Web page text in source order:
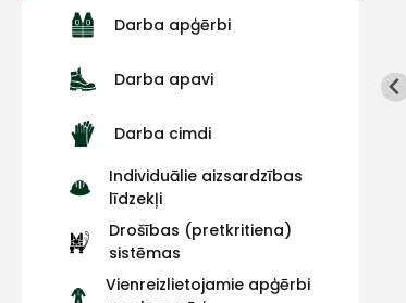
Darba apģērbi
Darba apavi
Darba cimdi
Individuālie aizsardzības
līdzekļi
Drošības (pretkritiena)
sistēmas
Vienreizlietojamie apģērbi